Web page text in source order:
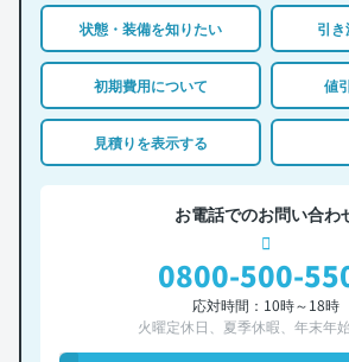
状態・装備を知りたい 引
初期費用について 値
見積りを表示する
お電話でのお問い合わ
0800-500-
応対時間：10時～18時
火曜定休日、夏季休暇、年末年